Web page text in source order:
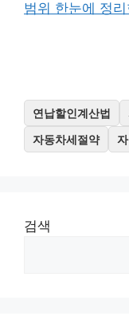
범위 한눈에 정
연납할인계산법
자동차세절약
검색